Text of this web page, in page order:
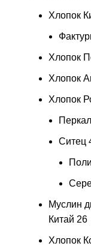
Хлопок
Хлопок
Хлопок
Хлопок
Ситец
Муслин
Китай 26
Хлопок